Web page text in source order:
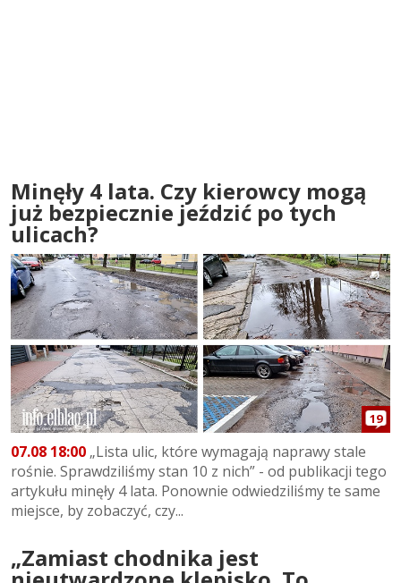
Minęły 4 lata. Czy kierowcy mogą
już bezpiecznie jeździć po tych
ulicach?
19
07.08 18:00 „Lista ulic, które wymagają naprawy stale
rośnie. Sprawdziliśmy stan 10 z nich” - od publikacji tego
artykułu minęły 4 lata. Ponownie odwiedziliśmy te same
miejsce, by zobaczyć, czy...
„Zamiast chodnika jest